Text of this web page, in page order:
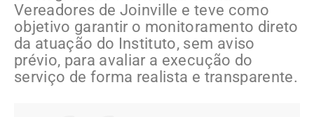
Vereadores de Joinville e teve como
objetivo garantir o monitoramento direto
da atuação do Instituto, sem aviso
prévio, para avaliar a execução do
serviço de forma realista e transparente.